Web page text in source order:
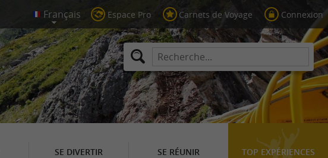
Espace Pro Carnets de Voyage Connexion
SE DIVERTIR SE RÉUNIR TOP EXPÉRIENCES